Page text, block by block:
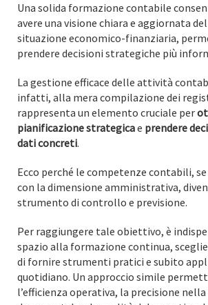
Una solida formazione contabile
avere una visione chiara e aggiornata
situazione economico-finanziaria,
prendere decisioni strategiche più
La gestione efficace delle attività
infatti, alla mera compilazione dei
rappresenta un elemento cruciale per
pianificazione strategicae prendere
dati concreti.
Ecco perché le competenze contabili,
con la dimensione amministrativa,
strumento di controllo e previsione.
Per raggiungere tale obiettivo, è
spazio alla formazione continua,
di fornire strumenti pratici e subito
quotidiano. Un approccio simile
l’efficienza operativa, la precisione